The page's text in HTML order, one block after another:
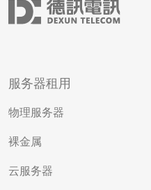
服务器租用
物理服务器
裸金属
云服务器